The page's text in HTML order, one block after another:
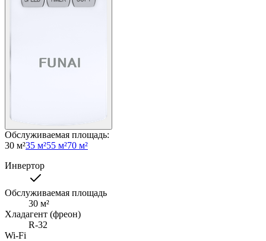
Обслуживаемая площадь:
30 м²35 м²55 м²70 м²
Инвертор
Обслуживаемая площадь
30 м²
Хладагент (фреон)
R-32
Wi-Fi